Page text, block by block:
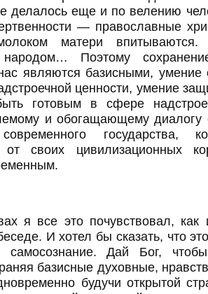
делалось еще и по велению
— православные
матери
народом… Поэтому
являются базисными, умение
ценности, умение
готовым в сфере
и обогащающему
государства,
от своих цивилизационных
я все это почувствовал,
И хотел бы сказать, что
самосознание. Дай Бог,
базисные духовные,
будучи открытой